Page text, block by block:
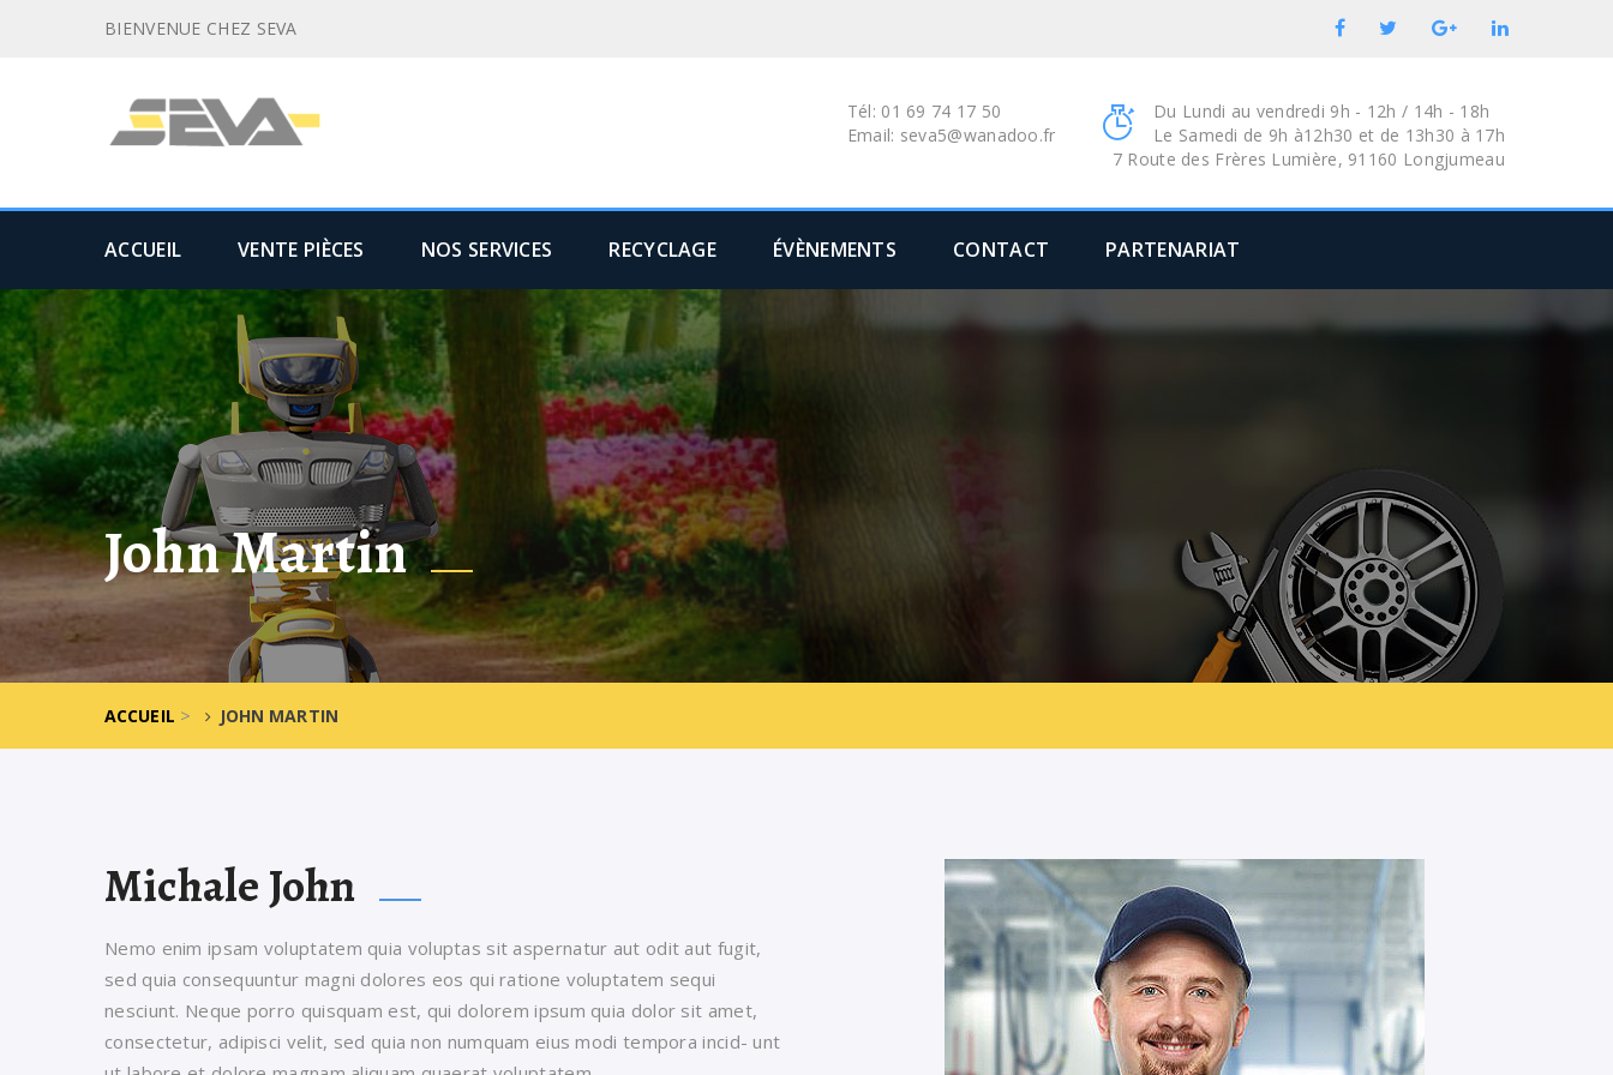
BIENVENUE CHEZ SEVA
Du Lundi au vendredi 9h - 12h / 14h - 18h
Le Samedi de 9h à12h30 et de 13h30 à 17h
Tél: 01 69 74 17 50
Email: seva5@wanadoo.fr
7 Route des Frères Lumière, 91160 Longjumeau
ACCUEIL VENTE PIÈCES NOS SERVICES RECYCLAGE ÉVÈNEMENTS CONTACT PARTENARIAT
John Martin
ACCUEIL > JOHN MARTIN
Michale John
Nemo enim ipsam voluptatem quia voluptas sit aspernatur aut odit aut fugit,
sed quia consequuntur magni dolores eos qui ratione voluptatem sequi
nesciunt. Neque porro quisquam est, qui dolorem ipsum quia dolor sit amet,
consectetur, adipisci velit, sed quia non numquam eius modi tempora incid- unt